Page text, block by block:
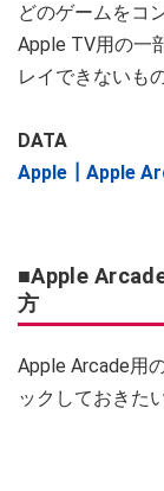
どのゲームをコ
Apple TV用の一
レイできないも
DATA
Apple┃Apple
■Apple
方
Apple Arcade用
ックしておきた